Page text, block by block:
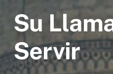
Su
Servir